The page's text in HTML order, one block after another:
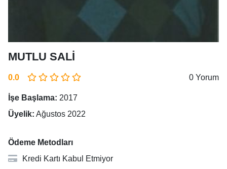
MUTLU SALİ
0.0 0 Yorum
İşe Başlama: 2017
Üyelik: Ağustos 2022
Ödeme Metodları
Kredi Kartı Kabul Etmiyor